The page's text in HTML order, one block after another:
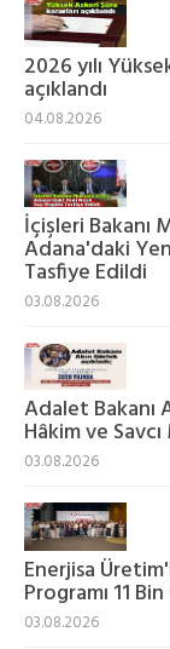
2026 yılı
açıklandı
04.08.2026
İçişleri Bakanı
Adana'daki
Tasfiye Edildi
03.08.2026
Adalet Bakanı
Hâkim ve
03.08.2026
Enerjisa
Programı 11
03.08.2026